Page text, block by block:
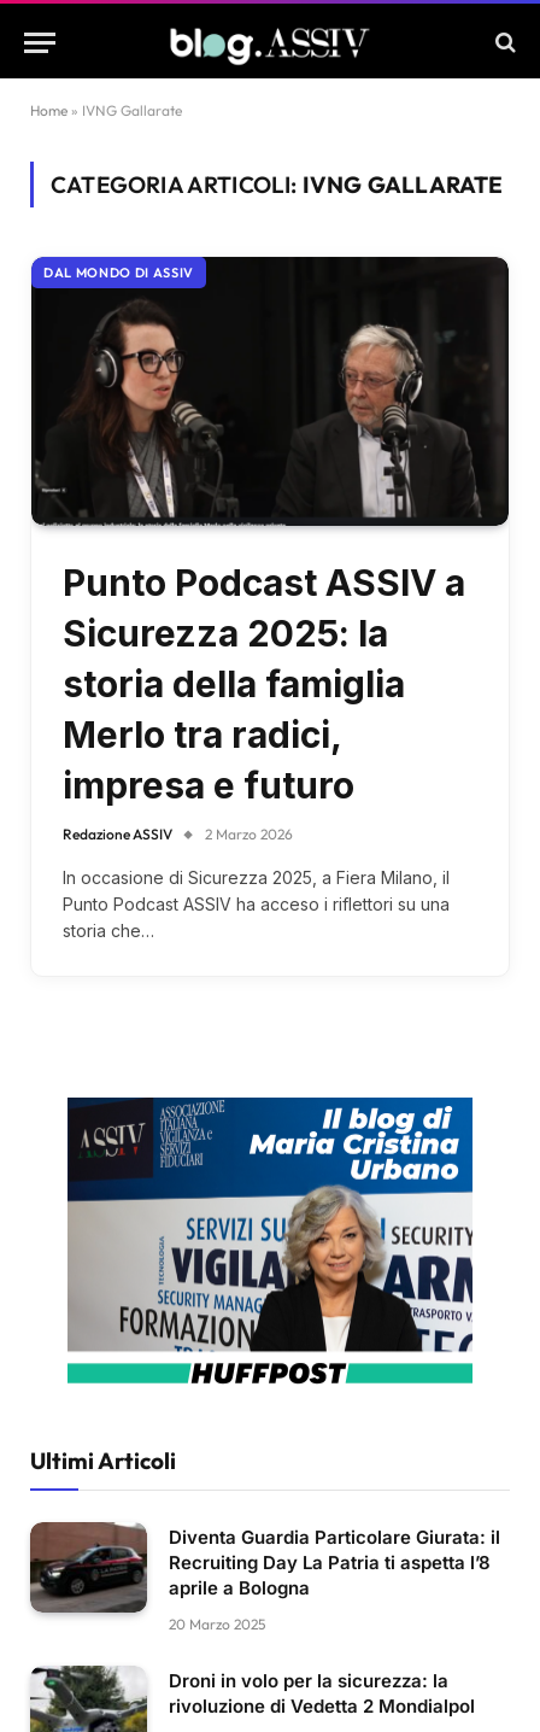
Home » IVNG Gallarate
CATEGORIA ARTICOLI: IVNG GALLARATE
DAL MONDO DI ASSIV
Punto Podcast ASSIV a
Sicurezza 2025: la
storia della famiglia
Merlo tra radici,
impresa e futuro
Redazione ASSIV 2 Marzo 2026
In occasione di Sicurezza 2025, a Fiera Milano, il
Punto Podcast ASSIV ha acceso i riflettori su una
storia che…
Ultimi Articoli
Diventa Guardia Particolare Giurata: il
Recruiting Day La Patria ti aspetta l’8
aprile a Bologna
20 Marzo 2025
Droni in volo per la sicurezza: la
rivoluzione di Vedetta 2 Mondialpol